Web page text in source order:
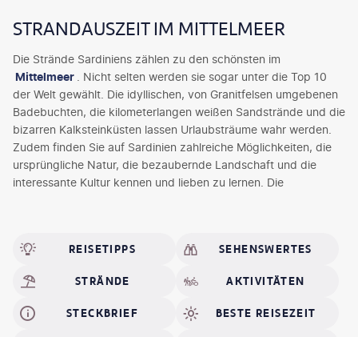
STRANDAUSZEIT IM MITTELMEER
Die Strände Sardiniens zählen zu den schönsten im
Mittelmeer
. Nicht selten werden sie sogar unter die Top 10
der Welt gewählt. Die idyllischen, von Granitfelsen umgebenen
Badebuchten, die kilometerlangen weißen Sandstrände und die
bizarren Kalksteinküsten lassen Urlaubsträume wahr werden.
Zudem finden Sie auf Sardinien zahlreiche Möglichkeiten, die
ursprüngliche Natur, die bezaubernde Landschaft und die
interessante Kultur kennen und lieben zu lernen. Die
REISETIPPS SEHENSWERTES
STRÄNDE AKTIVITÄTEN
STECKBRIEF BESTE REISEZEIT